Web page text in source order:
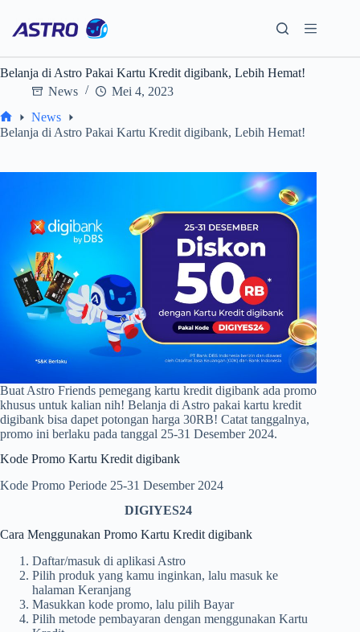
content
Belanja di Astro Pakai Kartu Kredit digibank, Lebih Hemat!
News
Mei 4, 2023
Home
News
Belanja di Astro Pakai Kartu Kredit digibank, Lebih Hemat!
Buat Astro Friends pemegang kartu kredit digibank ada promo
khusus untuk kalian nih! Belanja di Astro pakai kartu kredit
digibank bisa dapet potongan harga 30RB! Catat tanggalnya,
promo ini berlaku pada tanggal 25-31 Desember 2024.
Kode Promo Kartu Kredit digibank
Kode Promo Periode 25-31 Desember 2024
DIGIYES24
Cara Menggunakan Promo Kartu Kredit digibank
Daftar/masuk di aplikasi Astro
Pilih produk yang kamu inginkan, lalu masuk ke
halaman Keranjang
Masukkan kode promo, lalu pilih Bayar
Pilih metode pembayaran dengan menggunakan Kartu